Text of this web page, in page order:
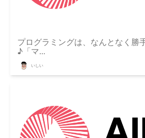
プログラミングは、なんとなく勝
♪「マ...
いしい